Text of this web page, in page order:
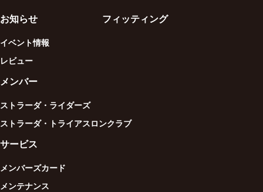
お知らせ
イベント情報
レビュー
フィッティング
メンバー
ストラーダ・ライダーズ
ストラーダ・トライアスロンクラブ
サービス
メンバーズカード
メンテナンス